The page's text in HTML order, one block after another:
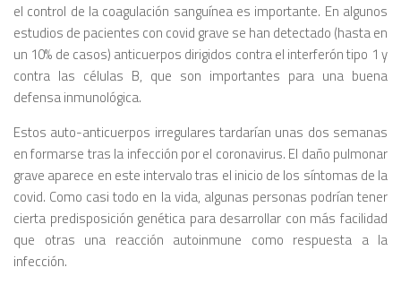
el control de la coagulación sanguínea es importante. En algunos
estudios de pacientes con covid grave se han detectado (hasta en
un 10% de casos) anticuerpos dirigidos contra el interferón tipo 1 y
contra las células B, que son importantes para una buena
defensa inmunológica.
Estos auto-anticuerpos irregulares tardarían unas dos semanas
en formarse tras la infección por el coronavirus. El daño pulmonar
grave aparece en este intervalo tras el inicio de los síntomas de la
covid. Como casi todo en la vida, algunas personas podrían tener
cierta predisposición genética para desarrollar con más facilidad
que otras una reacción autoinmune como respuesta a la
infección.